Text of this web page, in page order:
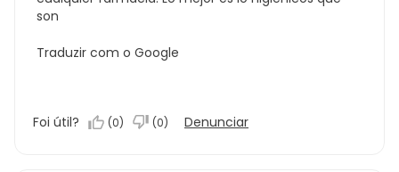
son
Traduzir com o Google
Foi útil? (0) (0) Denunciar